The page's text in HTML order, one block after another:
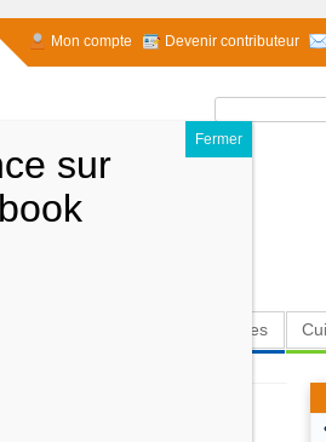
Mon compte Devenir contributeur
que les mots et
avez ete absent.
Rechercher :
Insolites
extrême